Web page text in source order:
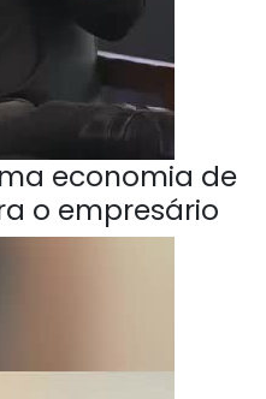
economia de
o empresário